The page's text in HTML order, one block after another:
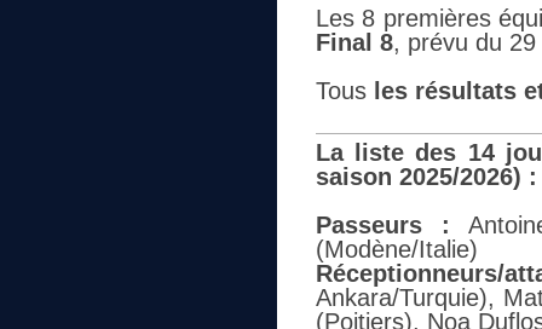
Les 8 premières
Final 8, prévu du
Tous les résultats
La liste des 14
saison 2025/2026) :
Passeurs :
(Modène/Italie)
Réceptionneurs/
Ankara/Turquie),
(Poitiers), Noa